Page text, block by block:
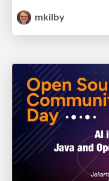
mkilby